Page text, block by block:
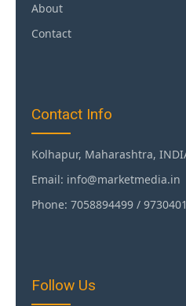
About
Contact
Contact Info
Kolhapur, Maharashtra,
Email: info@marketmedia.in
Phone: 7058894499 /
Follow Us